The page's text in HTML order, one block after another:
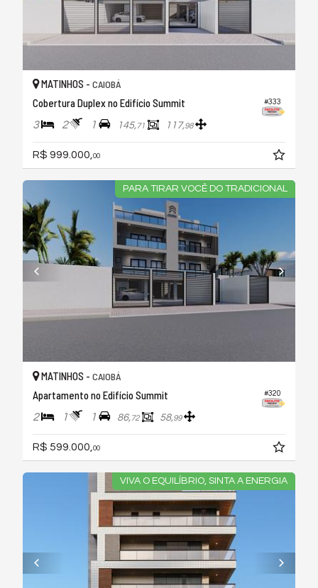
#333
MATINHOS - CAIOBÁ
Cobertura Duplex no Edifício Summit
3 2 1 145,71 117,98
R$ 999.000,00
PARA TIRAR VOCÊ DO TRADICIONAL
#320
MATINHOS - CAIOBÁ
Apartamento no Edifício Summit
2 1 1 86,72 58,99
R$ 599.000, 00
VIVA O EQUILÍBRIO, SINTA A ENERGIA